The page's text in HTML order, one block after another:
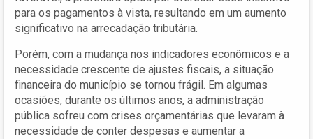
para os pagamentos à vista, resultando em um aumento
significativo na arrecadação tributária.
Porém, com a mudança nos indicadores econômicos e a
necessidade crescente de ajustes fiscais, a situação
financeira do município se tornou frágil. Em algumas
ocasiões, durante os últimos anos, a administração
pública sofreu com crises orçamentárias que levaram à
necessidade de conter despesas e aumentar a